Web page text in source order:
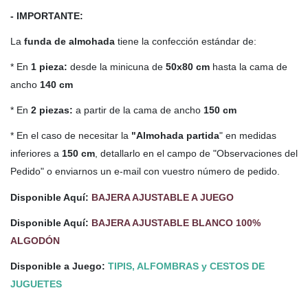
- IMPORTANTE:
La funda de almohada tiene la confección estándar de:
* En 1 pieza: desde la minicuna de 50x80 cm hasta la cama de
ancho 140 cm
* En 2 piezas: a partir de la cama de ancho 150 cm
* En el caso de necesitar la "Almohada partida" en medidas
inferiores a 150 cm, detallarlo en el campo de "Observaciones del
Pedido" o enviarnos un e-mail con vuestro número de pedido.
Disponible Aquí: BAJERA AJUSTABLE A JUEGO
Disponible Aquí: BAJERA AJUSTABLE BLANCO 100%
ALGODÓN
Disponible a Juego: TIPIS, ALFOMBRAS y CESTOS DE
JUGUETES